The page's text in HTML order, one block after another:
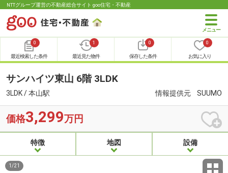
NTTグループ運営の不動産総合サイト goo住宅・不動産
0
最近検索した条件
1
最近見た物件
0
保存した条件
0
お気に入り
サンハイツ東山 6階 3LDK
3LDK / 本山駅 情報提供元 SUUMO
価格3,299万円
特徴 地図 設備
1 /21